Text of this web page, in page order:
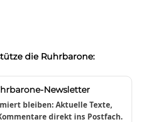
die Ruhrbarone:
Newsletter
bleiben: Aktuelle Texte,
direkt ins Postfach.